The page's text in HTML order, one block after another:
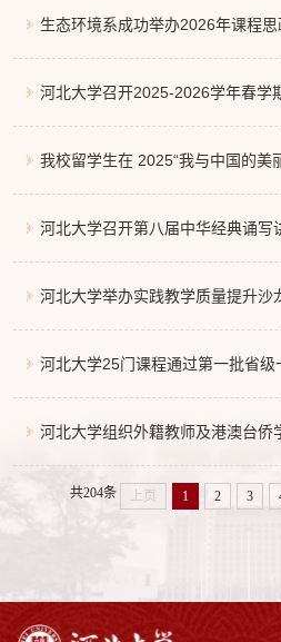
生态环境系成功举办2026年课程
河北大学召开2025-2026学年春学
作例会
我校留学生在 2025“我与中国的美
中荣获佳绩
河北大学召开第八届中华经典诵写
项工作推进会
河北大学举办实践教学质量提升沙
河北大学25门课程通过第一批省级
验收认定
河北大学组织外籍教师及港澳台侨
记中国”师生篆刻大赛获奖优秀作品
共204条 上页 1 2 3